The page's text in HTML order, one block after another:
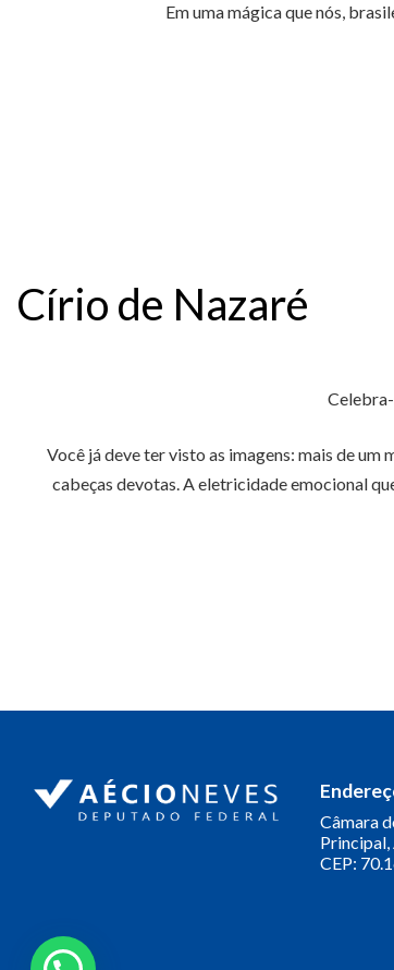
Em uma mágica que nós,
Círio de Nazaré
Você já deve ter visto as imagens: mais de
cabeças devotas. A eletricidade emocional
Câmara
Principal,
CEP: